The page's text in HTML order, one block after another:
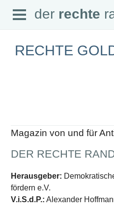
der rechte rand
Magazin
Abonnement
Datenschutz
SCHWERPUNKTE
Open
Menu
der rechte
RECHTE
Magazin von und für
DER RECHTE
Herausgeber:
fördern e.V.
V.i.S.d.P.: Alexander